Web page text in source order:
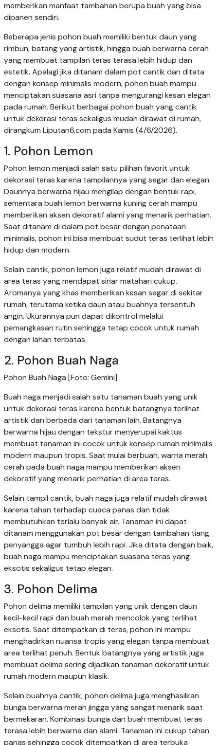
memberikan manfaat tambahan berupa buah yang bisa
dipanen sendiri.
Beberapa jenis pohon buah memiliki bentuk daun yang
rimbun, batang yang artistik, hingga buah berwarna cerah
yang membuat tampilan teras terasa lebih hidup dan
estetik. Apalagi jika ditanam dalam pot cantik dan ditata
dengan konsep minimalis modern, pohon buah mampu
menciptakan suasana asri tanpa mengurangi kesan elegan
pada rumah. Berikut berbagai pohon buah yang cantik
untuk dekorasi teras sekaligus mudah dirawat di rumah,
dirangkum Liputan6.com pada Kamis (4/6/2026).
1. Pohon Lemon
Pohon lemon menjadi salah satu pilihan favorit untuk
dekorasi teras karena tampilannya yang segar dan elegan.
Daunnya berwarna hijau mengilap dengan bentuk rapi,
sementara buah lemon berwarna kuning cerah mampu
memberikan aksen dekoratif alami yang menarik perhatian.
Saat ditanam di dalam pot besar dengan penataan
minimalis, pohon ini bisa membuat sudut teras terlihat lebih
hidup dan modern.
Selain cantik, pohon lemon juga relatif mudah dirawat di
area teras yang mendapat sinar matahari cukup.
Aromanya yang khas memberikan kesan segar di sekitar
rumah, terutama ketika daun atau buahnya tersentuh
angin. Ukurannya pun dapat dikontrol melalui
pemangkasan rutin sehingga tetap cocok untuk rumah
dengan lahan terbatas.
2. Pohon Buah Naga
Pohon Buah Naga [Foto: Gemini]
Buah naga menjadi salah satu tanaman buah yang unik
untuk dekorasi teras karena bentuk batangnya terlihat
artistik dan berbeda dari tanaman lain. Batangnya
berwarna hijau dengan tekstur menyerupai kaktus
membuat tanaman ini cocok untuk konsep rumah minimalis
modern maupun tropis. Saat mulai berbuah, warna merah
cerah pada buah naga mampu memberikan aksen
dekoratif yang menarik perhatian di area teras.
Selain tampil cantik, buah naga juga relatif mudah dirawat
karena tahan terhadap cuaca panas dan tidak
membutuhkan terlalu banyak air. Tanaman ini dapat
ditanam menggunakan pot besar dengan tambahan tiang
penyangga agar tumbuh lebih rapi. Jika ditata dengan baik,
buah naga mampu menciptakan suasana teras yang
eksotis sekaligus tetap elegan.
3. Pohon Delima
Pohon delima memiliki tampilan yang unik dengan daun
kecil-kecil rapi dan buah merah mencolok yang terlihat
eksotis. Saat ditempatkan di teras, pohon ini mampu
menghadirkan nuansa tropis yang elegan tanpa membuat
area terlihat penuh. Bentuk batangnya yang artistik juga
membuat delima sering dijadikan tanaman dekoratif untuk
rumah modern maupun klasik.
Selain buahnya cantik, pohon delima juga menghasilkan
bunga berwarna merah jingga yang sangat menarik saat
bermekaran. Kombinasi bunga dan buah membuat teras
terasa lebih berwarna dan alami. Tanaman ini cukup tahan
panas sehingga cocok ditempatkan di area terbuka